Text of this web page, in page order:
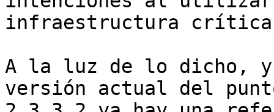
infraestructura
A la luz de lo dicho, y
versión actual del